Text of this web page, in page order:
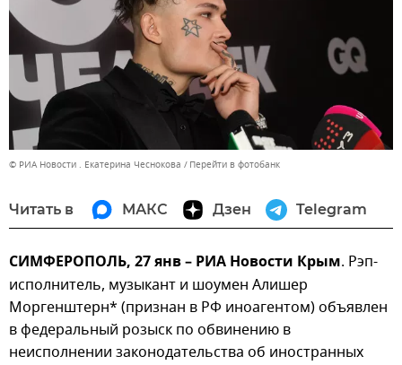
© РИА Новости . Екатерина Чеснокова Перейти в фотобанк
Читать в МАКС Дзен Telegram
СИМФЕРОПОЛЬ, 27 янв – РИА Новости Крым. Рэп-
исполнитель, музыкант и шоумен Алишер
Моргенштерн* (признан в РФ иноагентом) объявлен
в федеральный розыск по обвинению в
неисполнении законодательства об иностранных